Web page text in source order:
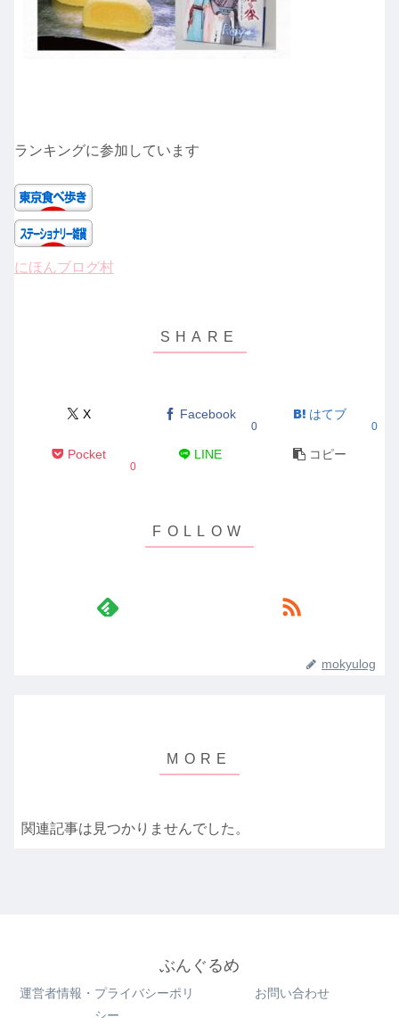
ランキングに参加しています
にほんブログ村
X Facebook
0
はてブ
0
Pocket
0
LINE コピー
mokyulog
関連記事は見つかりませんでした。
ぶんぐるめ
運営者情報・プライバシーポリ
お問い合わせ